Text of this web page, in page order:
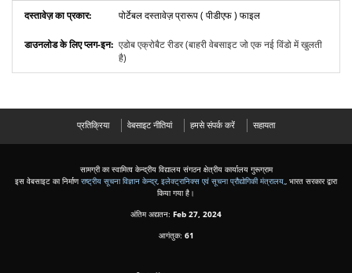
पोर्टेबल दस्तावेज़ प्रारूप ( पीडीएफ ) फाइल
एडोब एक्रोबैट रीडर(बाहरी वेबसाइट जो एक नई विंडो में खुलती
है)
प्रतिक्रिया वेबसाइट नीतियां हमसे संपर्क करें सहायता
सामग्री का स्वामित्व केन्द्रीय विद्यालय संगठन क्षेत्रीय कार्यालय गुरूग्राम
इस वेबसाइट का निर्माणराष्ट्रीय सूचना विज्ञान केन्द्र, इलेक्ट्रानिक्स एवं सूचना प्रौद्योगिकी मंत्रालय, , भारत सरकार द्वारा
किया गया है।
अंतिम अद्यतन: Feb 27, 2024
आगंतुक: 61